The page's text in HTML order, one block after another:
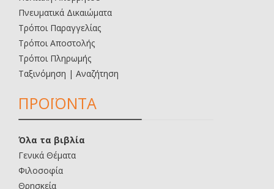
Πνευματικά Δικαιώματα
Τρόποι Παραγγελίας
Τρόποι Αποστολής
Τρόποι Πληρωμής
Ταξινόμηση | Αναζήτηση
ΠΡΟΪΟΝΤΑ
Όλα τα βιβλία
Γενικά Θέματα
Φιλοσοφία
Θρησκεία